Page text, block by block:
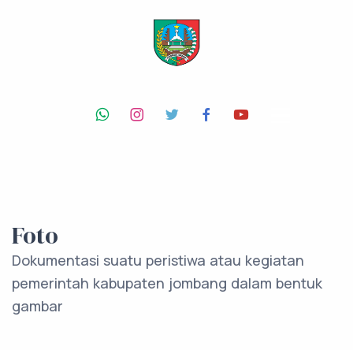
Foto
Dokumentasi suatu peristiwa atau kegiatan
pemerintah kabupaten jombang dalam bentuk
gambar